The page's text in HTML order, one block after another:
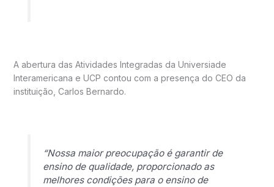
A abertura das Atividades Integradas da Universiade
Interamericana e UCP contou com a presença do CEO da
instituição, Carlos Bernardo.
“Nossa maior preocupação é garantir de
ensino de qualidade, proporcionado as
melhores condições para o ensino de